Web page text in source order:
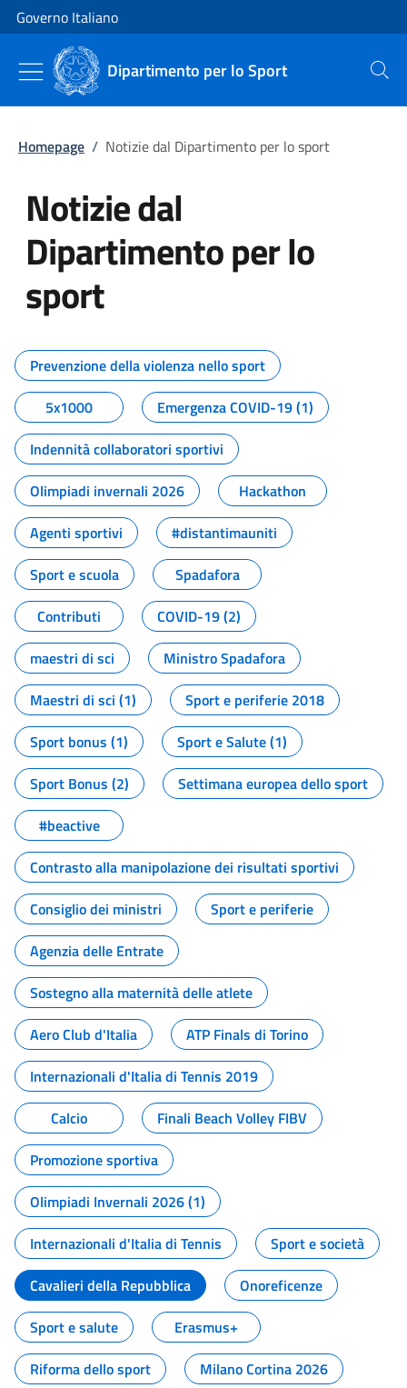
Vai al contenuto
Vai alla navigazione del sito
Governo Italiano
Dipartimento per lo Sport Cerca
Homepage / Notizie dal Dipartimento per lo sport
Notizie dal
Dipartimento per lo
sport
Tutti i contenuti della pagina
Prevenzione della violenza nello sport
5x1000
Emergenza COVID-19 (1)
Indennità collaboratori sportivi
Olimpiadi invernali 2026
Hackathon
Agenti sportivi
#distantimauniti
Sport e scuola
Spadafora
Contributi
COVID-19 (2)
maestri di sci
Ministro Spadafora
Maestri di sci (1)
Sport e periferie 2018
Sport bonus (1)
Sport e Salute (1)
Sport Bonus (2)
Settimana europea dello sport
#beactive
Contrasto alla manipolazione dei risultati sportivi
Consiglio dei ministri
Sport e periferie
Agenzia delle Entrate
Sostegno alla maternità delle atlete
Aero Club d'Italia
ATP Finals di Torino
Internazionali d'Italia di Tennis 2019
Calcio
Finali Beach Volley FIBV
Promozione sportiva
Olimpiadi Invernali 2026 (1)
Internazionali d'Italia di Tennis
Sport e società
Cavalieri della Repubblica
Onoreficenze
Sport e salute
Erasmus+
Riforma dello sport
Milano Cortina 2026